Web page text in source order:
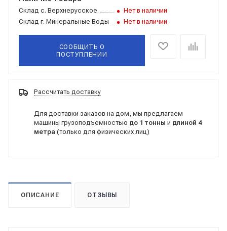
Склад с. Верхнерусское
Нет в наличии
Склад г. Минеральные Воды Нет в наличии
СООБЩИТЬ О
ПОСТУПЛЕНИИ
Рассчитать доставку
Для доставки заказов на дом, мы предлагаем
машины грузоподъемностью до 1 тонны и длиной 4
метра (только для физических лиц)
ОПИСАНИЕ ОТЗЫВЫ